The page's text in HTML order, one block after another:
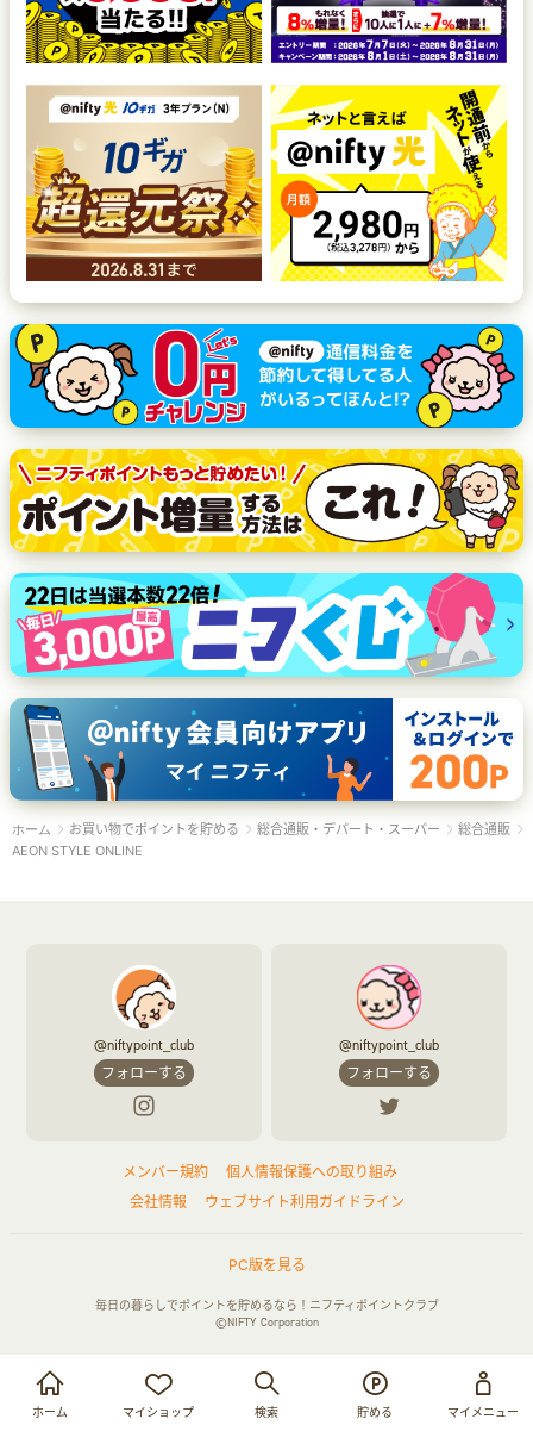
お買い物・サービス利用で貯める
ログイン
ホーム マイショップ 検索 貯める マイメニュー
ホーム お買い物でポイントを貯める 総合通販・デパート・スーパー
総合通販
AEON STYLE ONLINE
@niftypoint_club
フォローする
@niftypoint_club
フォローする
メンバー規約
個人情報保護への取り組み
会社情報
ウェブサイト利用ガイドライン
PC版を見る
毎日の暮らしでポイントを貯めるなら！ニフティポイントクラブ
©NIFTY Corporation